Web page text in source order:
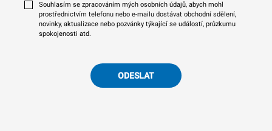
Souhlasím se zpracováním mých osobních údajů, abych mohl
prostřednictvím telefonu nebo e-mailu dostávat obchodní sdělení,
novinky, aktualizace nebo pozvánky týkající se událostí, průzkumu
spokojenosti atd.
ODESLAT